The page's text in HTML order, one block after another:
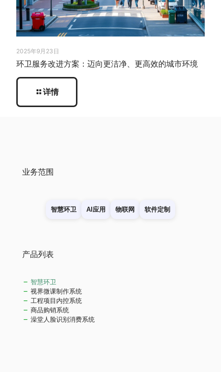
2025年9月23日
环卫服务改进方案：迈向更洁净、更高效的城市环境
详情
业务范围
智慧环卫 AI应用 物联网 软件定制
产品列表
智慧环卫
视界微课制作系统
工程项目内控系统
商品购销系统
澡堂人脸识别消费系统